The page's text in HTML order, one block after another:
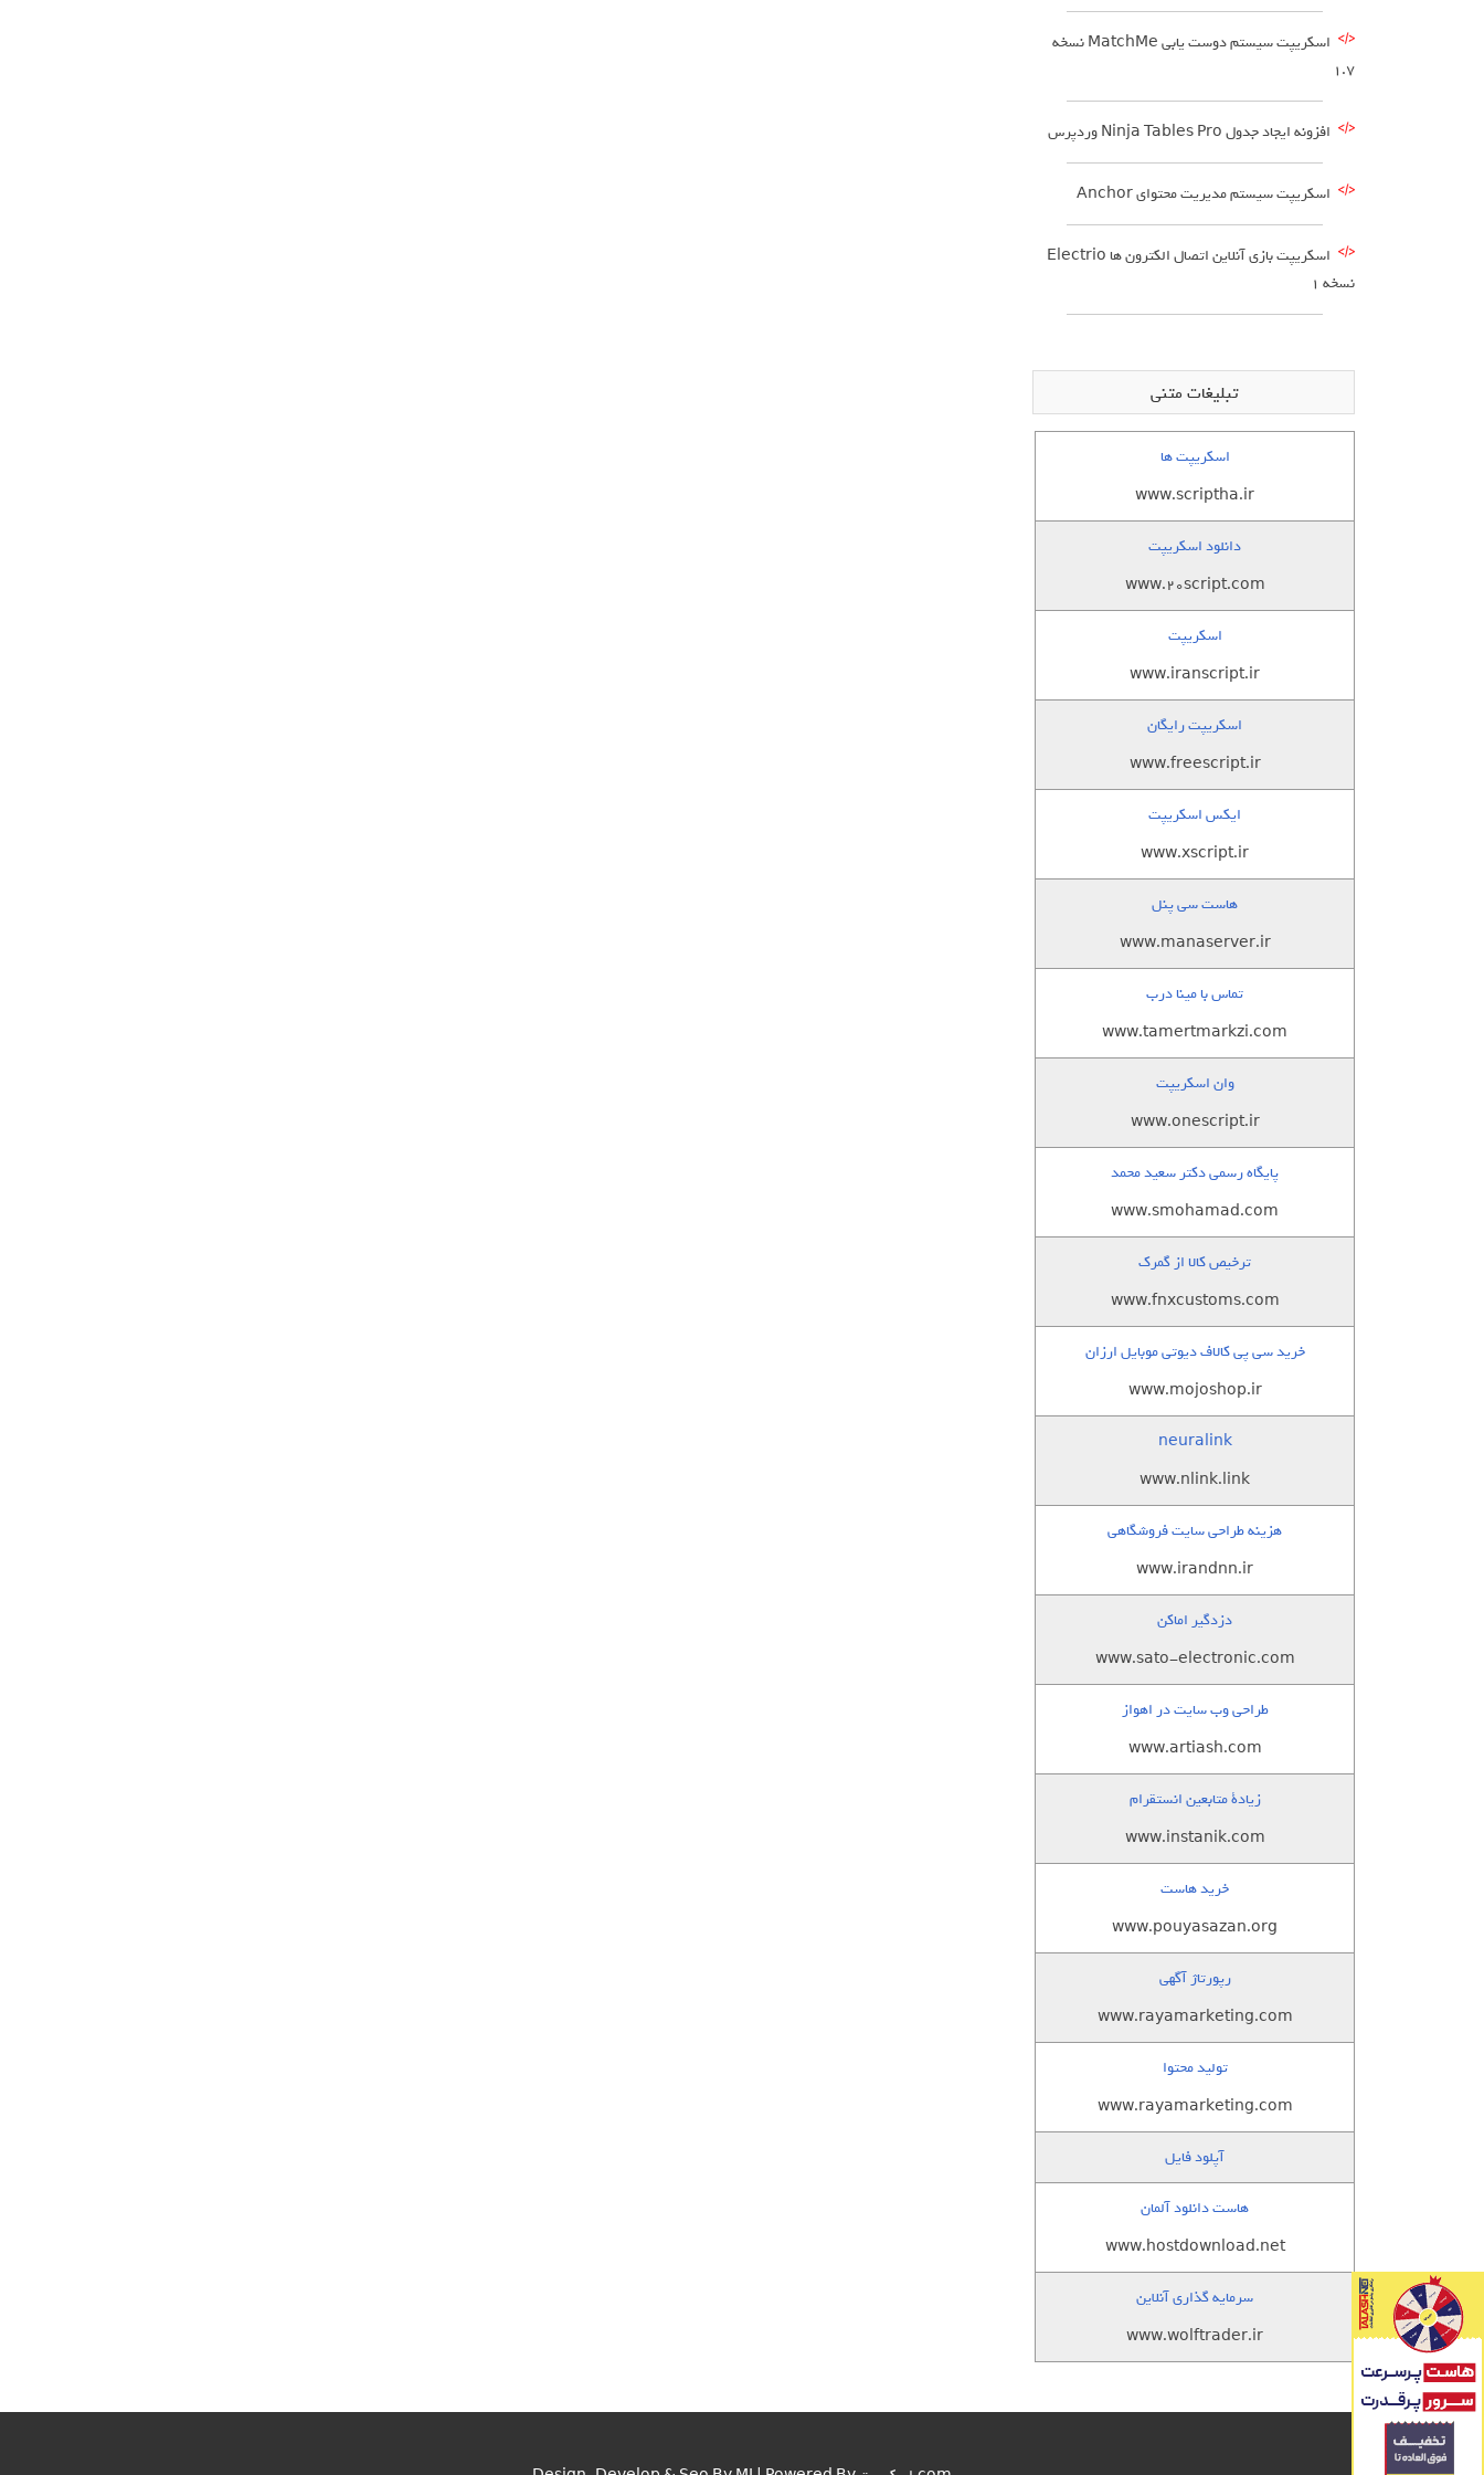
اسکریپت سیستم دوست یابی MatchMe نسخه
1.7
افزونه ایجاد جدول Ninja Tables Pro وردپرس
اسکریپت سیستم مدیریت محتوای Anchor
اسکریپت بازی آنلاین اتصال الکترون ها Electrio
نسخه 1
تبلیغات متنی
اسکریپت ها
www.scriptha.ir
دانلود اسکریپت
www.20script.com
اسکریپت
www.iranscript.ir
اسکریپت رایگان
www.freescript.ir
ایکس اسکریپت
www.xscript.ir
هاست سی پنل
www.manaserver.ir
تماس با مینا درب
www.tamertmarkzi.com
وان اسکریپت
www.onescript.ir
پایگاه رسمی دکتر سعید محمد
www.smohamad.com
ترخیص کالا از گمرک
www.fnxcustoms.com
خرید سی پی کالاف دیوتی موبایل ارزان
www.mojoshop.ir
neuralink
www.nlink.link
هزینه طراحی سایت فروشگاهی
www.irandnn.ir
دزدگیر اماکن
www.sato-electronic.com
طراحی وب سایت در اهواز
www.artiash.com
زيادة متابعين انستقرام
www.instanik.com
خرید هاست
www.pouyasazan.org
رپورتاژ آگهی
www.rayamarketing.com
تولید محتوا
www.rayamarketing.com
آپلود فایل
هاست دانلود آلمان
www.hostdownload.net
سرمایه گذاری آنلاین
www.wolftrader.ir